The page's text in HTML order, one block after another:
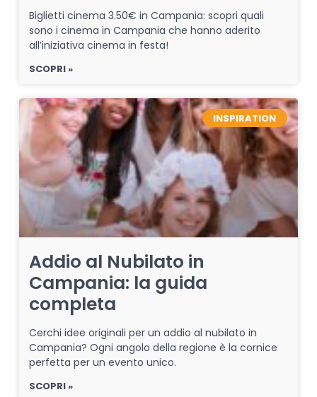
Biglietti cinema 3.50€ in Campania: scopri quali
sono i cinema in Campania che hanno aderito
all’iniziativa cinema in festa!
SCOPRI »
INSPIRATION
Addio al Nubilato in
Campania: la guida
completa
Cerchi idee originali per un addio al nubilato in
Campania? Ogni angolo della regione è la cornice
perfetta per un evento unico.
SCOPRI »